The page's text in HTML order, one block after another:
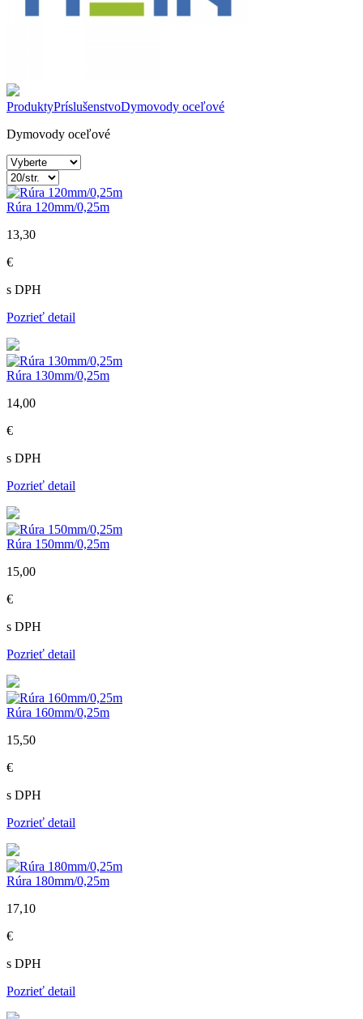
ProduktyPríslušenstvoDymovody oceľové
Dymovody oceľové
Rúra 120mm/0,25m
13,30
€
s DPH
Pozrieť detail
Rúra 130mm/0,25m
14,00
€
s DPH
Pozrieť detail
Rúra 150mm/0,25m
15,00
€
s DPH
Pozrieť detail
Rúra 160mm/0,25m
15,50
€
s DPH
Pozrieť detail
Rúra 180mm/0,25m
17,10
€
s DPH
Pozrieť detail